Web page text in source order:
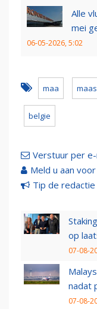
Alle
mei
06-05-2026, 5:02
maa
belgie
Verstuur per
Meld u aan
Tip de redactie
op
07-08-
nadat
07-08-